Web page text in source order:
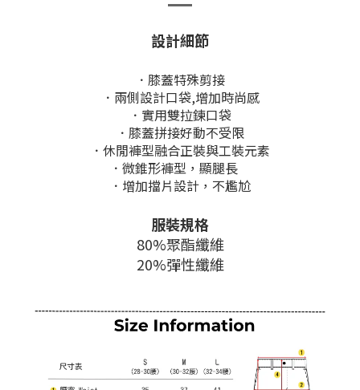
設計細節
．膝蓋特殊剪接
．兩側設計口袋,增加時尚感
．實用雙拉鍊口袋
．膝蓋拼接好動不受限
．休閒褲型融合正裝與工裝元素
．微錐形褲型，顯腿長
．增加擋片設計，不尷尬
服裝規格
80%聚酯纖維
20%彈性纖維